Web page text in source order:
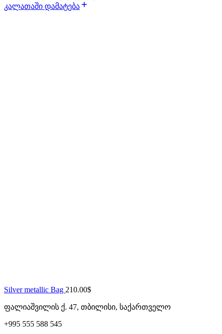
კალათაში დამატება
Silver metallic Bag 210.00$
ფალიაშვილის ქ. 47, თბილისი, საქართველო
+995 555 588 545